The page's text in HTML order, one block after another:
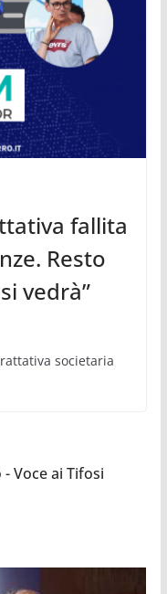
fallita
Resto
vedrà”
societaria
Voce ai Tifosi